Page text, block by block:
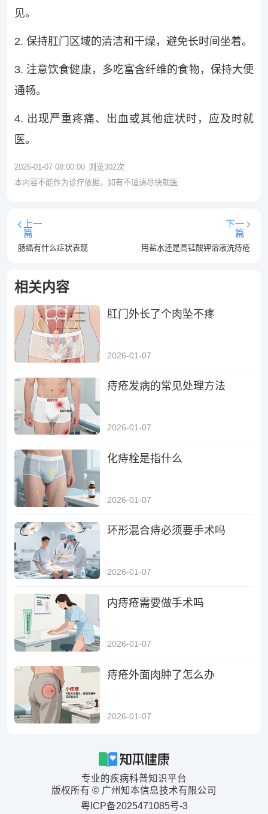
见。
2. 保持肛门区域的清洁和干燥，避免长时间坐着。
3. 注意饮食健康，多吃富含纤维的食物，保持大便
通畅。
4. 出现严重疼痛、出血或其他症状时，应及时就
医。
2026-01-07 08:00:00 浏览302次
本内容不能作为诊疗依据，如有不适请尽快就医
上一
篇
肠癌有什么症状表现
下一
篇
用盐水还是高锰酸钾溶液洗痔疮
相关内容
肛门外长了个肉坠不疼
2026-01-07
痔疮发病的常见处理方法
2026-01-07
化痔栓是指什么
2026-01-07
环形混合痔必须要手术吗
2026-01-07
内痔疮需要做手术吗
2026-01-07
痔疮外面肉肿了怎么办
2026-01-07
专业的疾病科普知识平台
版权所有 © 广州知本信息技术有限公司
粤ICP备2025471085号-3